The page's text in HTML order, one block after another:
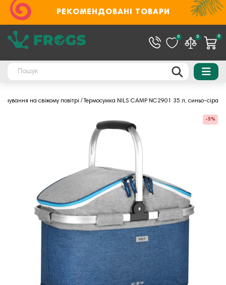
РЕКОМЕНДОВАНІ ТОВАРИ
0 0 0
на свіжому повітрі Термосумка NILS CAMP NC2901 35 л, синьо-сіра
-5%